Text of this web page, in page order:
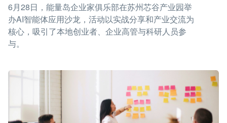
6月28日，能量岛企业家俱乐部在苏州芯谷产业园举
办AI智能体应用沙龙，活动以实战分享和产业交流为
核心，吸引了本地创业者、企业高管与科研人员参
与。